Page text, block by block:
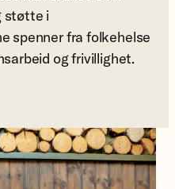
støtte i
spenner fra folkehelse
og frivillighet.